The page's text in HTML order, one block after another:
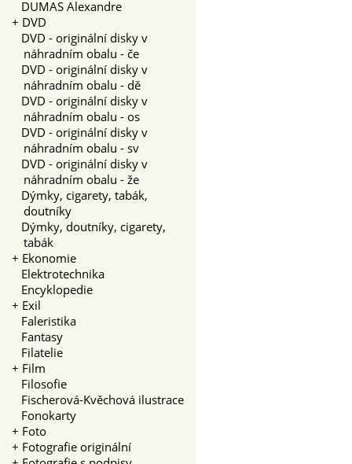
DUMAS Alexandre
+ DVD
DVD - originální disky v
náhradním obalu - če
DVD - originální disky v
náhradním obalu - dě
DVD - originální disky v
náhradním obalu - os
DVD - originální disky v
náhradním obalu - sv
DVD - originální disky v
náhradním obalu - že
Dýmky, cigarety, tabák,
doutníky
Dýmky, doutníky, cigarety,
tabák
+ Ekonomie
Elektrotechnika
Encyklopedie
+ Exil
Faleristika
Fantasy
Filatelie
+ Film
Filosofie
Fischerová-Kvěchová ilustrace
Fonokarty
+ Foto
+ Fotografie originální